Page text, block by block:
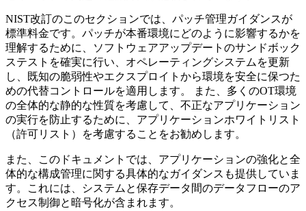
NIST改訂のこのセクションでは、パッチ管理ガイダンスが
標準料金です。パッチが本番環境にどのように影響するかを
理解するために、ソフトウェアアップデートのサンドボック
ステストを確実に行い、オペレーティングシステムを更新
し、既知の脆弱性やエクスプロイトから環境を安全に保つた
めの代替コントロールを適用します。 また、多くのOT環境
の全体的な静的な性質を考慮して、不正なアプリケーション
の実行を防止するために、アプリケーションホワイトリスト
（許可リスト）を考慮することをお勧めします。
また、このドキュメントでは、アプリケーションの強化と全
体的な構成管理に関する具体的なガイダンスも提供していま
す。これには、システムと保存データ間のデータフローのア
クセス制御と暗号化が含まれます。